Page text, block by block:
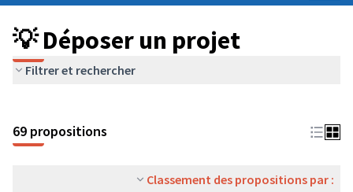
💡 Déposer un projet
Filtrer et rechercher
69 propositions
Classement des propositions par :